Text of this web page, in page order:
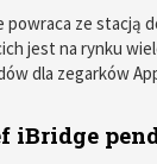
powraca ze stacją
jest na rynku
dla zegarków
iBridge